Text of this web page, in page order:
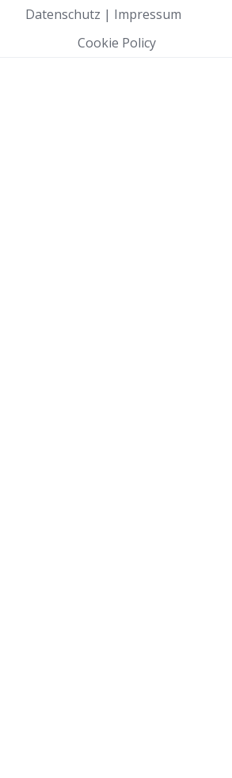
Datenschutz | Impressum
Cookie Policy